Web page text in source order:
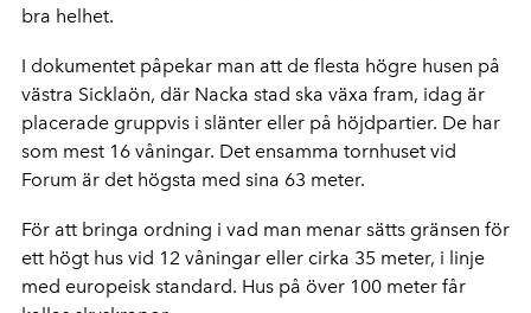
bra helhet.
I dokumentet påpekar man att de flesta högre husen på
västra Sicklaön, där Nacka stad ska växa fram, idag är
placerade gruppvis i slänter eller på höjdpartier. De har
som mest 16 våningar. Det ensamma tornhuset vid
Forum är det högsta med sina 63 meter.
För att bringa ordning i vad man menar sätts gränsen för
ett högt hus vid 12 våningar eller cirka 35 meter, i linje
med europeisk standard. Hus på över 100 meter får